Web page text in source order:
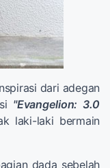
dari adegan
"Evangelion: 3.0
laki-laki bermain
dada sebelah